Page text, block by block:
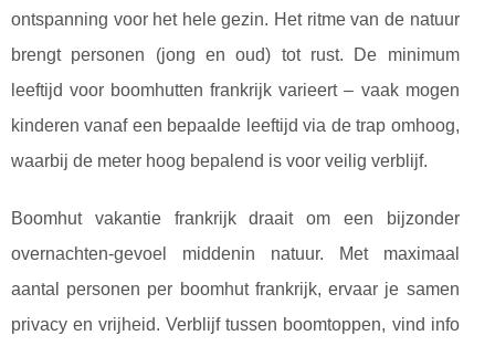
ontspanning voor het hele gezin. Het ritme van de natuur
brengt personen (jong en oud) tot rust. De minimum
leeftijd voor boomhutten frankrijk varieert – vaak mogen
kinderen vanaf een bepaalde leeftijd via de trap omhoog,
waarbij de meter hoog bepalend is voor veilig verblijf.
Boomhut vakantie frankrijk draait om een bijzonder
overnachten-gevoel middenin natuur. Met maximaal
aantal personen per boomhut frankrijk, ervaar je samen
privacy en vrijheid. Verblijf tussen boomtoppen, vind info